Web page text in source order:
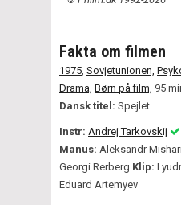
Fakta om filmen
1975 Sovjetunionen,
Drama, Børn på film, 95
Dansk titel: Spejlet
Instr: Andrej Tarkovskij
Manus: Aleksandr
Georgi Rerberg Klip:
Eduard Artemyev